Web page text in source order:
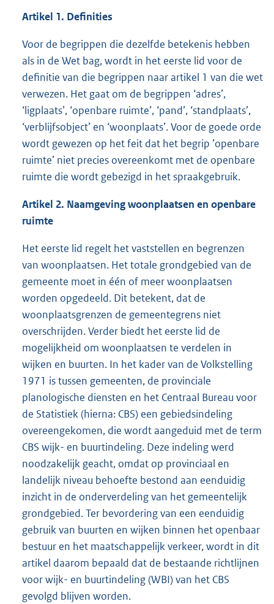
Artikel 1. Definities
Voor de begrippen die dezelfde betekenis hebben
als in de Wet bag, wordt in het eerste lid voor de
definitie van die begrippen naar artikel 1 van die wet
verwezen. Het gaat om de begrippen ‘adres’,
‘ligplaats’, ‘openbare ruimte’, ‘pand’, ‘standplaats’,
‘verblijfsobject’ en ‘woonplaats’. Voor de goede orde
wordt gewezen op het feit dat het begrip ’openbare
ruimte’ niet precies overeenkomt met de openbare
ruimte die wordt gebezigd in het spraakgebruik.
Artikel 2. Naamgeving woonplaatsen en openbare
ruimte
Het eerste lid regelt het vaststellen en begrenzen
van woonplaatsen. Het totale grondgebied van de
gemeente moet in één of meer woonplaatsen
worden opgedeeld. Dit betekent, dat de
woonplaatsgrenzen de gemeentegrens niet
overschrijden. Verder biedt het eerste lid de
mogelijkheid om woonplaatsen te verdelen in
wijken en buurten. In het kader van de Volkstelling
1971 is tussen gemeenten, de provinciale
planologische diensten en het Centraal Bureau voor
de Statistiek (hierna: CBS) een gebiedsindeling
overeengekomen, die wordt aangeduid met de term
CBS wijk- en buurtindeling. Deze indeling werd
noodzakelijk geacht, omdat op provinciaal en
landelijk niveau behoefte bestond aan eenduidig
inzicht in de onderverdeling van het gemeentelijk
grondgebied. Ter bevordering van een eenduidig
gebruik van buurten en wijken binnen het openbaar
bestuur en het maatschappelijk verkeer, wordt in dit
artikel daarom bepaald dat de bestaande richtlijnen
voor wijk- en buurtindeling (WBI) van het CBS
gevolgd blijven worden.